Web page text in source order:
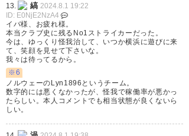
13. 縞 2024.8.1 19:22
ID: E0NjE2NzA4
イバ様、お疲れ様。
本当クラブ史に残るNo1ストライカーだった。
今は、ゆっくり怪我治して、いつか横浜に遊びに来
て、笑顔を見せて下さいな。
我々は待ってるから。
※6
ノルウェーのLyn1896というチーム。
数字的には悪くなかったが、怪我で稼働率が悪かっ
たらしい。本人コメントでも相当状態が良くないら
しい。